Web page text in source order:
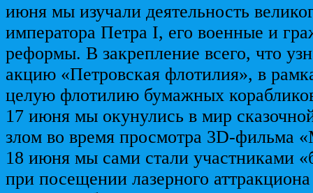
июня мы изучали деятельность
императора Петра I, его военные и
реформы. В закрепление всего, что
акцию «Петровская флотилия», в
целую флотилию бумажных
17 июня мы окунулись в мир
злом во время просмотра 3D-фильма
18 июня мы сами стали участниками
при посещении лазерного